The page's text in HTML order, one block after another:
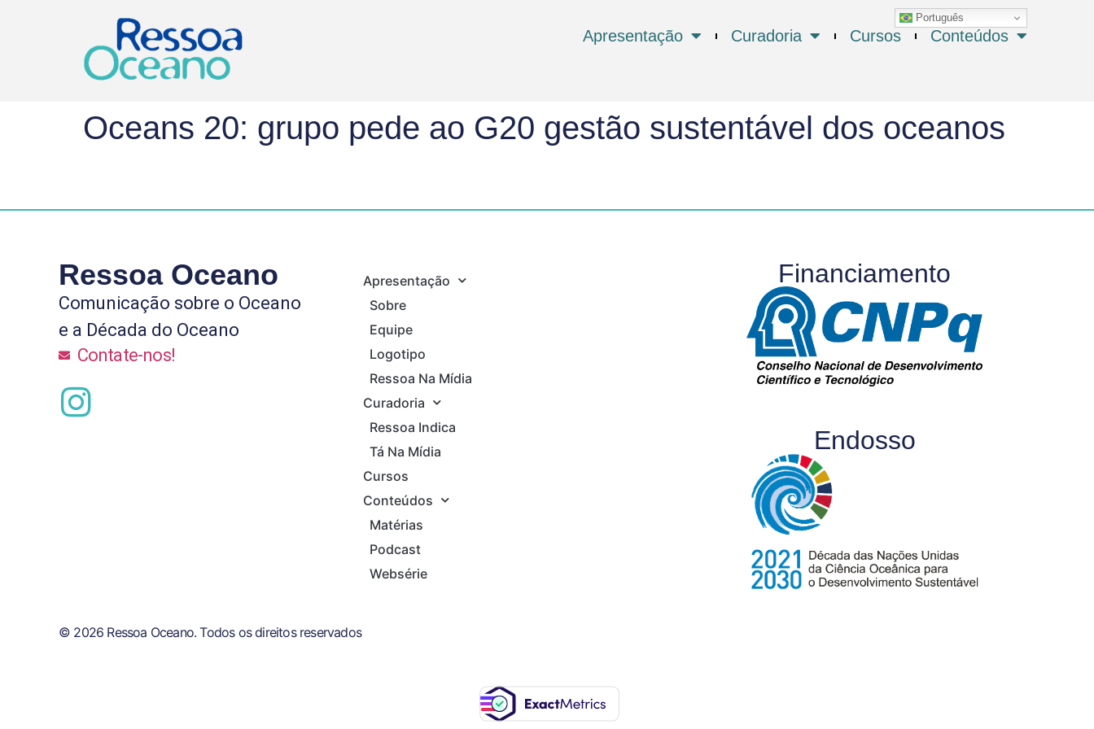
Português
Apresentação Curadoria Cursos Conteúdos
Oceans 20: grupo pede ao G20 gestão sustentável dos oceanos
Ressoa Oceano
Comunicação sobre o Oceano
e a Década do Oceano
Contate-nos!
Apresentação
Sobre
Equipe
Logotipo
Ressoa Na Mídia
Curadoria
Ressoa Indica
Tá Na Mídia
Cursos
Conteúdos
Matérias
Podcast
Websérie
Financiamento
Endosso
© 2026 Ressoa Oceano. Todos os direitos reservados